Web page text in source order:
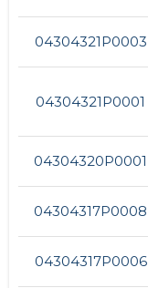
04304321P0003
04304321P0001
04304320P0001
04304317P0008
04304317P0006